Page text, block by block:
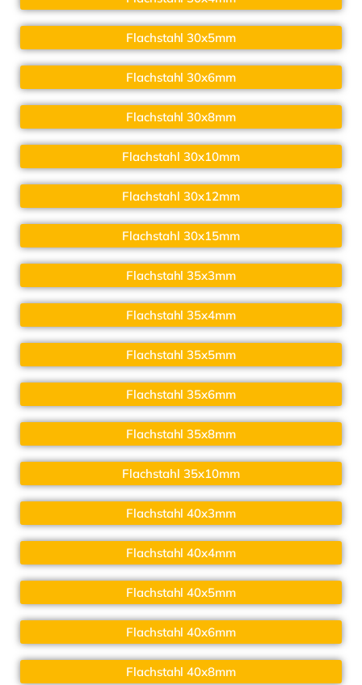
Flachstahl 30x5mm
Flachstahl 30x6mm
Flachstahl 30x8mm
Flachstahl 30x10mm
Flachstahl 30x12mm
Flachstahl 30x15mm
Flachstahl 35x3mm
Flachstahl 35x4mm
Flachstahl 35x5mm
Flachstahl 35x6mm
Flachstahl 35x8mm
Flachstahl 35x10mm
Flachstahl 40x3mm
Flachstahl 40x4mm
Flachstahl 40x5mm
Flachstahl 40x6mm
Flachstahl 40x8mm